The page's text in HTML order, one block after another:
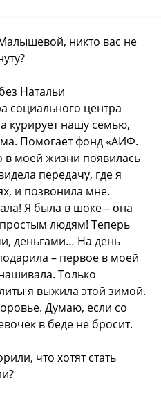
никто вас не
Натальи
социального центра
курирует нашу семью,
Помогает фонд «АИФ.
в моей жизни появилась
передачу, где я
и позвонила мне.
Я была в шоке – она
простым людям! Теперь
деньгами… На день
– первое в моей
Только
я выжила этой зимой.
Думаю, если со
в беде не бросит.
что хотят стать